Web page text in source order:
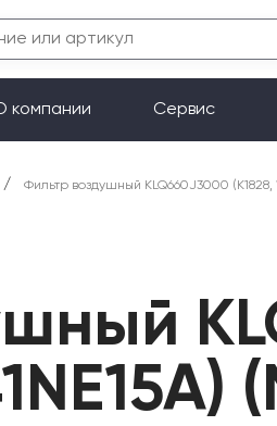
компании Сервис
/ Фильтр воздушный KLQ660J3000 (K1828,